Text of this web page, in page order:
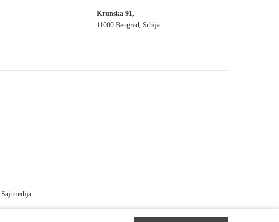
Krunska 91,
11000 Beograd, Srbija
Sajtmedija